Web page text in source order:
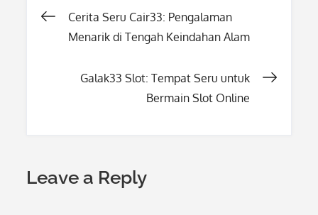
Post
Cerita Seru Cair33: Pengalaman
Menarik di Tengah Keindahan Alam
Galak33 Slot: Tempat Seru untuk
Bermain Slot Online
Leave a Reply